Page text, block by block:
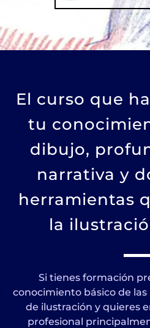
El curso que
tu
dibujo,
narrativa y
herramientas
la
Si tienes formación
conocimiento básico de
de ilustración y quieres
profesional